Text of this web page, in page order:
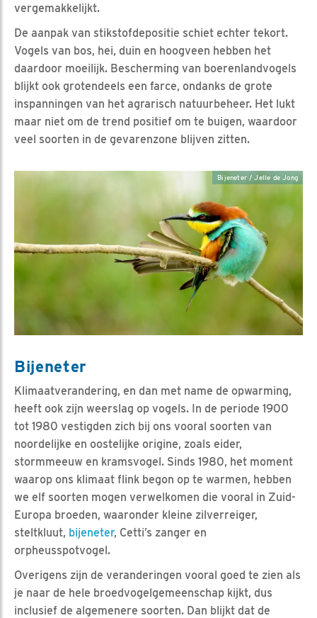
vergemakkelijkt.
De aanpak van stikstofdepositie schiet echter tekort.
Vogels van bos, hei, duin en hoogveen hebben het
daardoor moeilijk. Bescherming van boerenlandvogels
blijkt ook grotendeels een farce, ondanks de grote
inspanningen van het agrarisch natuurbeheer. Het lukt
maar niet om de trend positief om te buigen, waardoor
veel soorten in de gevarenzone blijven zitten.
Bijeneter / Jelle de Jong
Bijeneter
Klimaatverandering, en dan met name de opwarming,
heeft ook zijn weerslag op vogels. In de periode 1900
tot 1980 vestigden zich bij ons vooral soorten van
noordelijke en oostelijke origine, zoals eider,
stormmeeuw en kramsvogel. Sinds 1980, het moment
waarop ons klimaat flink begon op te warmen, hebben
we elf soorten mogen verwelkomen die vooral in Zuid-
Europa broeden, waaronder kleine zilverreiger,
steltkluut, bijeneter, Cetti’s zanger en
orpheusspotvogel.
Overigens zijn de veranderingen vooral goed te zien als
je naar de hele broedvogelgemeenschap kijkt, dus
inclusief de algemenere soorten. Dan blijkt dat de